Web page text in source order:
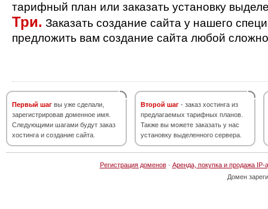
тарифный план или заказать установку
Три. Заказать создание сайта у нашего
предложить вам создание сайта любой
Первый шаг вы уже сделали,
зарегистрировав доменное имя.
Следующими шагами будут заказ
хостинга и создание сайта.
Второй шаг - заказ хостинга из
предлагаемых тарифных планов.
Также вы можете заказать у нас
установку выделенного сервера.
Регистрация доменов· Аренда, покупка и продажа IP-
Домен